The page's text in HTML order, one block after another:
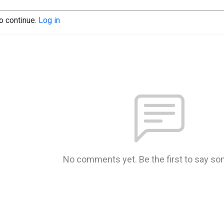
continue. Log in
No comments yet. Be the first to say